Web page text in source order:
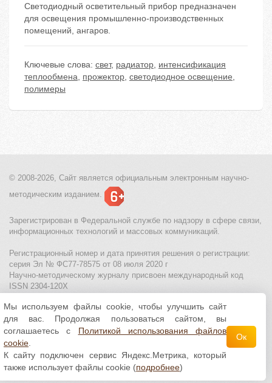
Светодиодный осветительный прибор предназначен
для освещения промышленно-производственных
помещений, ангаров.
Ключевые слова: свет, радиатор, интенсификация
теплообмена, прожектор, светодиодное освещение,
полимеры
© 2008-2026, Сайт является официальным электронным научно-
методическим изданием.
Зарегистрирован в Федеральной службе по надзору в сфере связи,
информационных технологий и массовых коммуникаций.
Регистрационный номер и дата принятия решения о регистрации:
серия Эл № ФС77-78575 от 08 июля 2020 г
Научно-методическому журналу присвоен международный код
ISSN 2304-120X
МЦИТО|Школьные олимпиады и онлайн конкурсы для детей
Политика использования файлов cookie| Политика обработки и
защиты персональных данных
Все материалы доступны полицензии Creative
Commons С указанием авторства 4.0 Всемирная
Мы используем файлы cookie, чтобы улучшить сайт
для вас. Продолжая пользоваться сайтом, вы
соглашаетесь с Политикой использования файлов
cookie
К сайту подключен сервис Яндекс.Метрика, который
также использует файлы cookie (подробнее)
Ок